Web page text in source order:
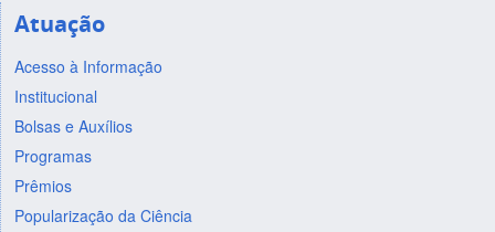
Atuação
Acesso à Informação
Institucional
Bolsas e Auxílios
Programas
Prêmios
Popularização da Ciência